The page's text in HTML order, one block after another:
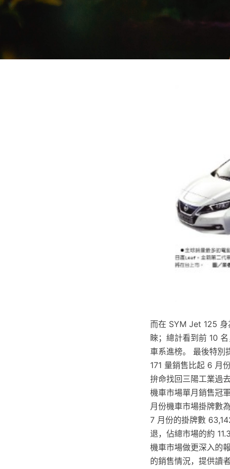
而在 SYM Jet 125 身
睞；總計看到前 10
車系進榜。 最後特別
171 量銷售比起 6 月
拚命找回三陽工業過
機車市場單月銷售冠
月份機車市場掛牌數
7 月份的掛牌數
退，佔總市場的約
機車市場做更深入的
的銷售情況，提供讀